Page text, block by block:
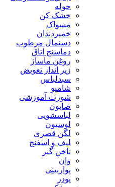
حوله
خشک کن
مسواک
خمیردندان
دستمال مرطوب
دماسنج اتاق
روغن ماساژ
زیر انداز تعویض
سبدلباس
شامپو
شورت آموزشی
صابون
لباسشویی
لوسیون
لگن قصری
لیف و اسفنج
ناخن گیر
وان
پواربینی
پودر